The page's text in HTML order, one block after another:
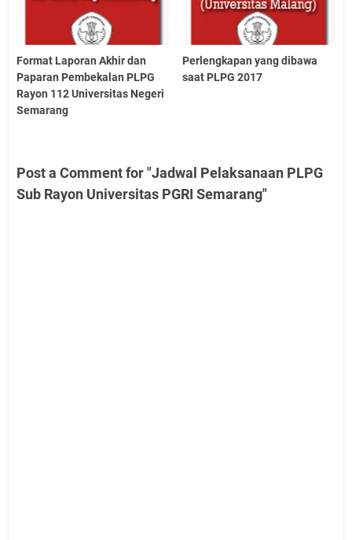
Format Laporan Akhir dan
Paparan Pembekalan PLPG
Rayon 112 Universitas Negeri
Semarang
Perlengkapan yang dibawa
saat PLPG 2017
Post a Comment for "Jadwal Pelaksanaan PLPG
Sub Rayon Universitas PGRI Semarang"